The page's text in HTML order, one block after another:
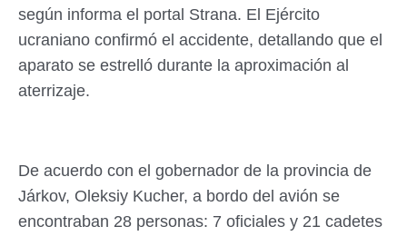
según informa el portal Strana. El Ejército
ucraniano confirmó el accidente, detallando que el
aparato se estrelló durante la aproximación al
aterrizaje.
De acuerdo con el gobernador de la provincia de
Járkov, Oleksiy Kucher, a bordo del avión se
encontraban 28 personas: 7 oficiales y 21 cadetes